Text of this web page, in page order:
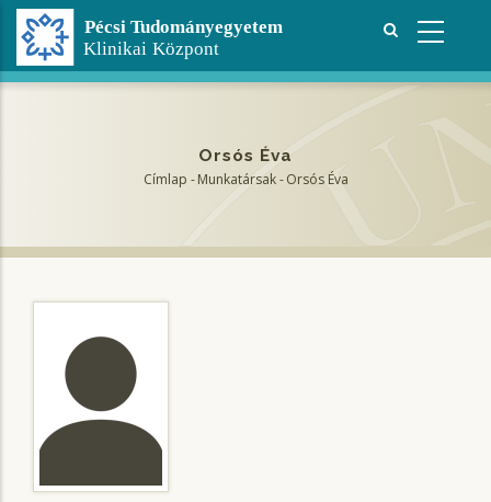
Ugrás
tartalomra
Orsós Éva
Címlap - Munkatársak - Orsós Éva